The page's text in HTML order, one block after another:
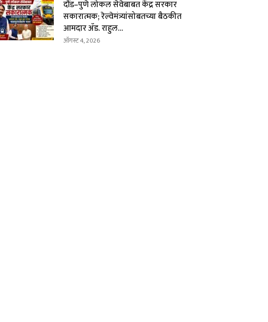
दौंड–पुणे लोकल सेवेबाबत केंद्र सरकार
सकारात्मक; रेल्वेमंत्र्यांसोबतच्या बैठकीत
आमदार ॲड. राहुल...
ऑगस्ट 4, 2026